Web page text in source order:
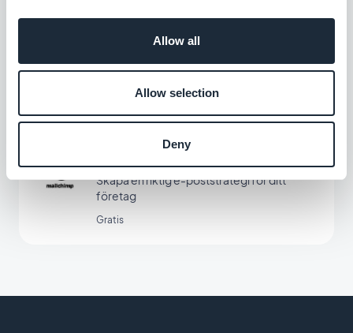
Allow all
Allow selection
Deny
kundupplevelsen
Skapa en riktig e-poststrategi för ditt
företag
Gratis